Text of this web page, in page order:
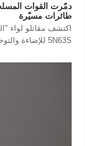
دمّرت القوات
طائرات مسيّرة
اكتشف مقاتلو لواء
5N63S للإضاءة والتوجيه تابعة للقوات الروسية على أحد خطوط الجبهة.